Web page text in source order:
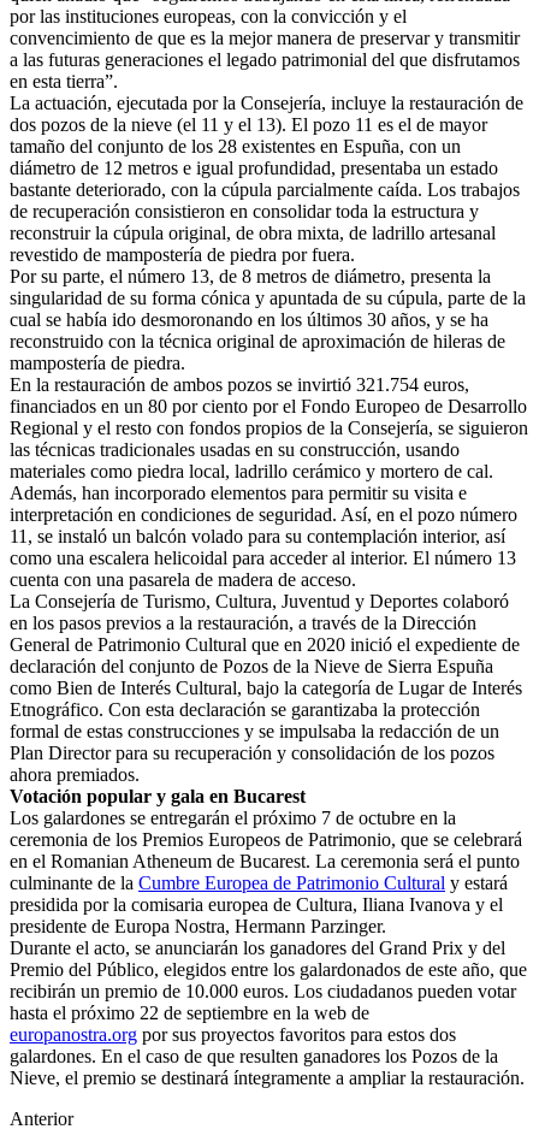
por las instituciones europeas, con la convicción y el
convencimiento de que es la mejor manera de preservar y transmitir
a las futuras generaciones el legado patrimonial del que disfrutamos
en esta tierra”.
La actuación, ejecutada por la Consejería, incluye la restauración de
dos pozos de la nieve (el 11 y el 13). El pozo 11 es el de mayor
tamaño del conjunto de los 28 existentes en Espuña, con un
diámetro de 12 metros e igual profundidad, presentaba un estado
bastante deteriorado, con la cúpula parcialmente caída. Los trabajos
de recuperación consistieron en consolidar toda la estructura y
reconstruir la cúpula original, de obra mixta, de ladrillo artesanal
revestido de mampostería de piedra por fuera.
Por su parte, el número 13, de 8 metros de diámetro, presenta la
singularidad de su forma cónica y apuntada de su cúpula, parte de la
cual se había ido desmoronando en los últimos 30 años, y se ha
reconstruido con la técnica original de aproximación de hileras de
mampostería de piedra.
En la restauración de ambos pozos se invirtió 321.754 euros,
financiados en un 80 por ciento por el Fondo Europeo de Desarrollo
Regional y el resto con fondos propios de la Consejería, se siguieron
las técnicas tradicionales usadas en su construcción, usando
materiales como piedra local, ladrillo cerámico y mortero de cal.
Además, han incorporado elementos para permitir su visita e
interpretación en condiciones de seguridad. Así, en el pozo número
11, se instaló un balcón volado para su contemplación interior, así
como una escalera helicoidal para acceder al interior. El número 13
cuenta con una pasarela de madera de acceso.
La Consejería de Turismo, Cultura, Juventud y Deportes colaboró
en los pasos previos a la restauración, a través de la Dirección
General de Patrimonio Cultural que en 2020 inició el expediente de
declaración del conjunto de Pozos de la Nieve de Sierra Espuña
como Bien de Interés Cultural, bajo la categoría de Lugar de Interés
Etnográfico. Con esta declaración se garantizaba la protección
formal de estas construcciones y se impulsaba la redacción de un
Plan Director para su recuperación y consolidación de los pozos
ahora premiados.
Votación popular y gala en Bucarest
Los galardones se entregarán el próximo 7 de octubre en la
ceremonia de los Premios Europeos de Patrimonio, que se celebrará
en el Romanian Atheneum de Bucarest. La ceremonia será el punto
culminante de la Cumbre Europea de Patrimonio Cultural y estará
presidida por la comisaria europea de Cultura, Iliana Ivanova y el
presidente de Europa Nostra, Hermann Parzinger.
Durante el acto, se anunciarán los ganadores del Grand Prix y del
Premio del Público, elegidos entre los galardonados de este año, que
recibirán un premio de 10.000 euros. Los ciudadanos pueden votar
hasta el próximo 22 de septiembre en la web de
europanostra.org por sus proyectos favoritos para estos dos
galardones. En el caso de que resulten ganadores los Pozos de la
Nieve, el premio se destinará íntegramente a ampliar la restauración.
Anterior